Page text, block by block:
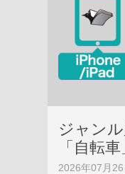
ジャン
「自転車
2026年07月26